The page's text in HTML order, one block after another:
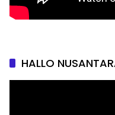
HALLO